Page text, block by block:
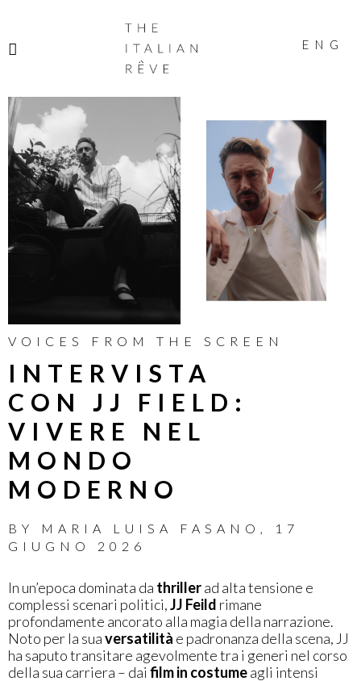
ITALIAN
RÊVE
ENG
VOICES FROM THE SCREEN
INTERVISTA
CON JJ FIELD:
VIVERE NEL
MONDO
MODERNO
BY MARIA LUISA FASANO
17
GIUGNO 2026
In un’epoca dominata da thrillerad alta tensione e
complessi scenari politici,JJ Feild rimane
profondamente ancorato alla magia della narrazione.
Noto per la suaversatilità e padronanza della scena, JJ
ha saputo transitare agevolmente tra i generi nel corso
della sua carriera – dai film in costumeagli intensi